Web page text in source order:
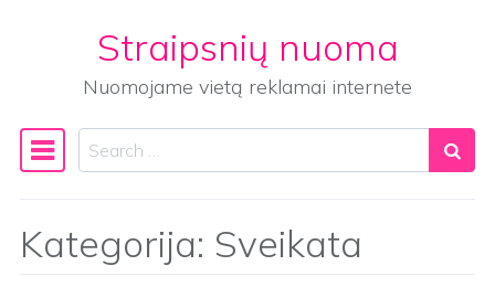
Straipsnių nuoma
Nuomojame vietą reklamai internete
Main Navigation
Search
Kategorija: Sveikata